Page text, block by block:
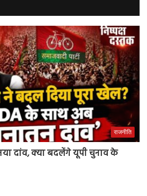
राजनीति
दांव, क्या बदलेंगे यूपी चुनाव के